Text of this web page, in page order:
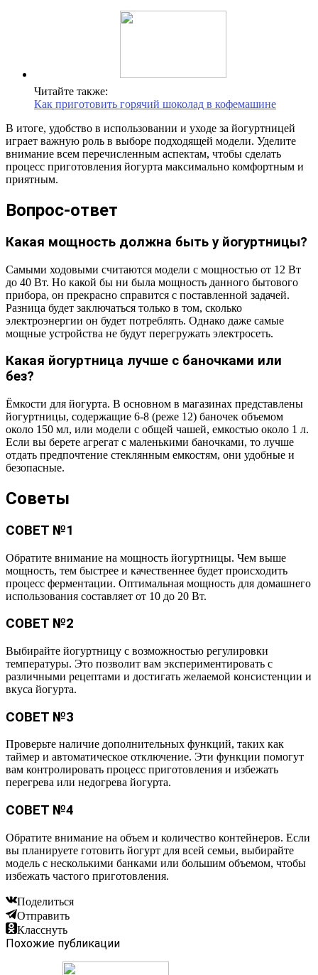
Читайте также:
Как приготовить горячий шоколад в кофемашине
В итоге, удобство в использовании и уходе за йогуртницей
играет важную роль в выборе подходящей модели. Уделите
внимание всем перечисленным аспектам, чтобы сделать
процесс приготовления йогурта максимально комфортным и
приятным.
Вопрос-ответ
Какая мощность должна быть у йогуртницы?
Самыми ходовыми считаются модели с мощностью от 12 Вт
до 40 Вт. Но какой бы ни была мощность данного бытового
прибора, он прекрасно справится с поставленной задачей.
Разница будет заключаться только в том, сколько
электроэнергии он будет потреблять. Однако даже самые
мощные устройства не будут перегружать электросеть.
Какая йогуртница лучше с баночками или
без?
Ёмкости для йогурта. В основном в магазинах представлены
йогуртницы, содержащие 6-8 (реже 12) баночек объемом
около 150 мл, или модели с общей чашей, емкостью около 1 л.
Если вы берете агрегат с маленькими баночками, то лучше
отдать предпочтение стеклянным емкостям, они удобные и
безопасные.
Советы
СОВЕТ №1
Обратите внимание на мощность йогуртницы. Чем выше
мощность, тем быстрее и качественнее будет происходить
процесс ферментации. Оптимальная мощность для домашнего
использования составляет от 10 до 20 Вт.
СОВЕТ №2
Выбирайте йогуртницу с возможностью регулировки
температуры. Это позволит вам экспериментировать с
различными рецептами и достигать желаемой консистенции и
вкуса йогурта.
СОВЕТ №3
Проверьте наличие дополнительных функций, таких как
таймер и автоматическое отключение. Эти функции помогут
вам контролировать процесс приготовления и избежать
перегрева или недогрева йогурта.
СОВЕТ №4
Обратите внимание на объем и количество контейнеров. Если
вы планируете готовить йогурт для всей семьи, выбирайте
модель с несколькими банками или большим объемом, чтобы
избежать частого приготовления.
Поделиться
Отправить
Класснуть
Похожие публикации